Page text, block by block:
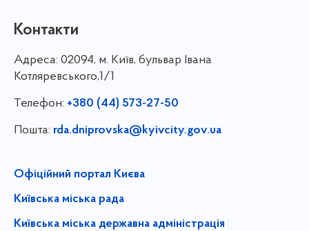
Контакти
Адреса: 02094, м. Київ, бульвар Івана
Котляревського,1/1
Телефон: +380 (44) 573-27-50
Пошта: rda.dniprovska@kyivcity.gov.ua
Офіційний портал Києва
Київська міська рада
Київська міська державна адміністрація